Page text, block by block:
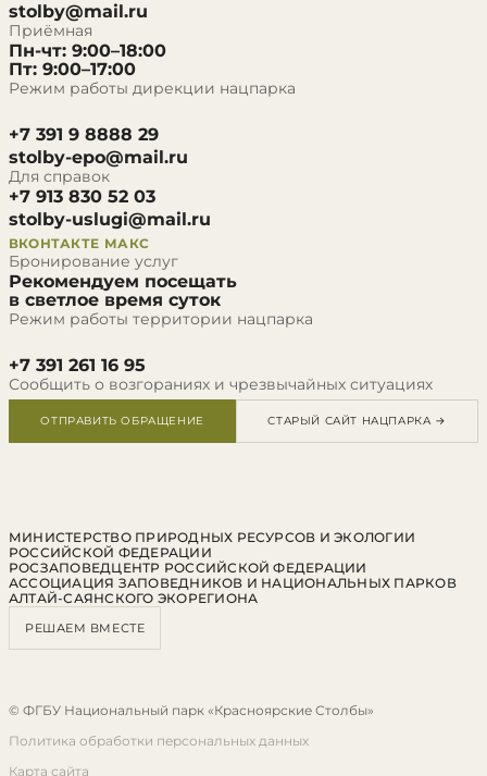
stolby@mail.ru
Приёмная
Пн-чт: 9:00–18:00
Пт: 9:00–17:00
Режим работы дирекции нацпарка
+7 391 9 8888 29
stolby-epo@mail.ru
Для справок
+7 913 830 52 03
stolby-uslugi@mail.ru
ВКОНТАКТЕ МАКС
Бронирование услуг
Рекомендуем посещать
в светлое время суток
Режим работы территории нацпарка
+7 391 261 16 95
Сообщить о возгораниях и чрезвычайных ситуациях
ОТПРАВИТЬ ОБРАЩЕНИЕ СТАРЫЙ САЙТ НАЦПАРКА →
МИНИСТЕРСТВО ПРИРОДНЫХ РЕСУРСОВ И ЭКОЛОГИИ
РОССИЙСКОЙ ФЕДЕРАЦИИ
РОСЗАПОВЕДЦЕНТР РОССИЙСКОЙ ФЕДЕРАЦИИ
АССОЦИАЦИЯ ЗАПОВЕДНИКОВ И НАЦИОНАЛЬНЫХ ПАРКОВ
АЛТАЙ-САЯНСКОГО ЭКОРЕГИОНА
РЕШАЕМ ВМЕСТЕ
© ФГБУ Национальный парк «Красноярские Столбы»
Политика обработки персональных данных
Карта сайта